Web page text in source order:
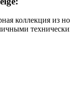
коллекция из